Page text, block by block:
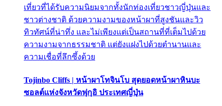
เที่ยวที่ได้รับความนิยมจากทั้งนักท่องเที่ยวชาวญี่ปุ่นและ
ชาวต่างชาติ ด้วยความงามของหน้าผาที่สูงชันและวิว
ทิวทัศน์ที่น่าทึ่ง และไม่เพียงแต่เป็นสถานที่ที่เต็มไปด้วย
ความงามจากธรรมชาติ แต่ยังแฝงไปด้วยตำนานและ
ความเชื่อที่ลึกซึ้งด้วย
Tojinbo Cliffs | หน้าผาโทจินโบ สุดยอดหน้าผาหินบะ
ซอลต์แห่งจังหวัดฟุกุอิ ประเทศญี่ปุ่น